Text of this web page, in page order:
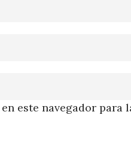
este navegador para